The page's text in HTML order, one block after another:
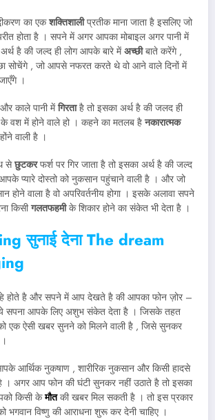
का एकशक्तिशालीप्रतीक माना जाता है इसलिए जो
होता है । सपने में अगर आपका मोबाइल अगर पानी में
अर्थ है की जल्द ही लोग आपके बारे मेंअच्छीबाते करेंगे ,
सोचेंगे , जो आपसे नफरत करते थे वो आने वाले दिनों में
।
काले पानी मेंगिरताहै तो इसका अर्थ है की जलद ही
वश में होने वाले हो । कहने का मतलब हैनकारात्मक
वाली है ।
सेछुटकरफर्श पर गिर जाता है तो इसका अर्थ है की जल्द
प्यारे दोस्तो को नुकसान पहुंचाने वाली है । और जो
होने वाला है वो अपरिवर्तनीय होगा । इसके अलावा सपने
किसीगलतफहमीके शिकार होने का संकेत भी देता है ।
सुनाई देना The dream
होते है और सपने में आप देखते है की आपका फोन ज़ोर –
ये सपना आपके लिए अशुभ संकेत देता है । जिसके तहत
एक ऐसी खबर सुनने को मिलने वाली है , जिसे सुनकर
आर्थिक नुकषाण , शारीरिक नुकसान और किसी हादसे
। अगर आप फोन की घंटी सुनकर नहीं उठाते है तो इसका
किसी केमौतकी खबर मिल सकती है । तो इस प्रकार
विष्णु की आराधना शुरू कर देनी चाहिए ।